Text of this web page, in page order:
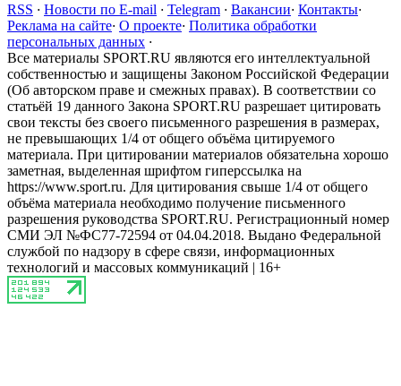
RSS · Новости по E-mail · Telegram · Вакансии· Контакты·
Реклама на сайте· О проекте· Политика обработки
персональных данных ·
Все материалы SPORT.RU являются его интеллектуальной
собственностью и защищены Законом Российской Федерации
(Об авторском праве и смежных правах). В соответствии со
статьёй 19 данного Закона SPORT.RU разрешает цитировать
свои тексты без своего письменного разрешения в размерах,
не превышающих 1/4 от общего объёма цитируемого
материала. При цитировании материалов обязательна хорошо
заметная, выделенная шрифтом гиперссылка на
https://www.sport.ru. Для цитирования свыше 1/4 от общего
объёма материала необходимо получение письменного
разрешения руководства SPORT.RU. Регистрационный номер
СМИ ЭЛ №ФС77-72594 от 04.04.2018. Выдано Федеральной
службой по надзору в сфере связи, информационных
технологий и массовых коммуникаций | 16+